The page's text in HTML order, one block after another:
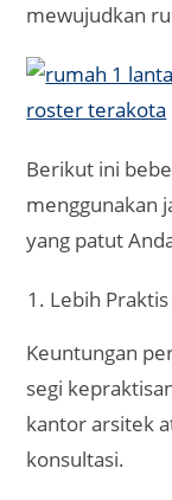
mewujudkan
Berikut ini
menggunakan
yang patut
Lebih
Keuntungan
segi
kantor arsitek
konsultasi.